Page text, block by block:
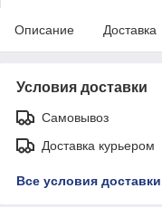
Описание Доставка
Условия доставки
Самовывоз
Доставка курьером
Все условия доставки